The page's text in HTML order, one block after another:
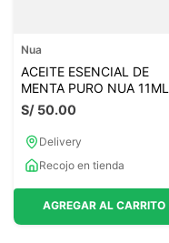
Nua
ACEITE ESENCIAL DE
MENTA PURO NUA 11ML
S/ 50.00
Delivery
Recojo en tienda
AGREGAR AL CARRITO